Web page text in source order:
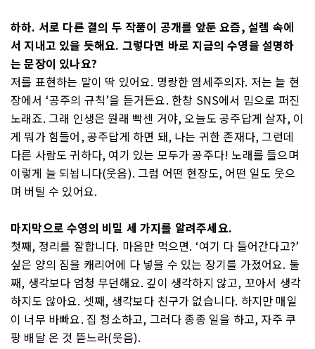
하하. 서로 다른 결의 두 작품이 공개를 앞둔 요즘, 설렘 속에
서 지내고 있을 듯해요. 그렇다면 바로 지금의 수영을 설명하
는 문장이 있나요?
저를 표현하는 말이 딱 있어요. 명랑한 염세주의자. 저는 늘 현
장에서 ‘공주의 규칙’을 듣거든요. 한창 SNS에서 밈으로 퍼진
노래죠. 그래 인생은 원래 빡센 거야, 오늘도 공주답게 살자, 이
게 뭐가 힘들어, 공주답게 하면 돼, 나는 귀한 존재다, 그런데
다른 사람도 귀하다, 여기 있는 모두가 공주다! 노래를 들으며
이렇게 늘 되뇝니다(웃음). 그럼 어떤 현장도, 어떤 일도 웃으
며 버틸 수 있어요.
마지막으로 수영의 비밀 세 가지를 알려주세요.
첫째, 정리를 잘합니다. 마음만 먹으면. ‘여기 다 들어간다고?’
싶은 양의 짐을 캐리어에 다 넣을 수 있는 장기를 가졌어요. 둘
째, 생각보다 엄청 무던해요. 깊이 생각하지 않고, 꼬아서 생각
하지도 않아요. 셋째, 생각보다 친구가 없습니다. 하지만 매일
이 너무 바빠요. 집 청소하고, 그러다 종종 일을 하고, 자주 쿠
팡 배달 온 것 뜯느라(웃음).